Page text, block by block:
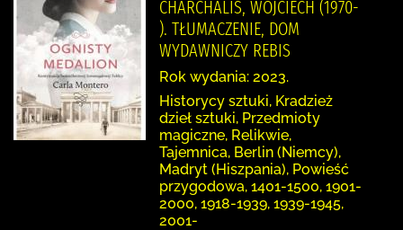
CHARCHALIS, WOJCIECH (1970-
). TŁUMACZENIE, DOM
WYDAWNICZY REBIS
Rok wydania: 2023.
Historycy sztuki, Kradzież
dzieł sztuki, Przedmioty
magiczne, Relikwie,
Tajemnica, Berlin (Niemcy),
Madryt (Hiszpania), Powieść
przygodowa, 1401-1500, 1901-
2000, 1918-1939, 1939-1945,
2001-